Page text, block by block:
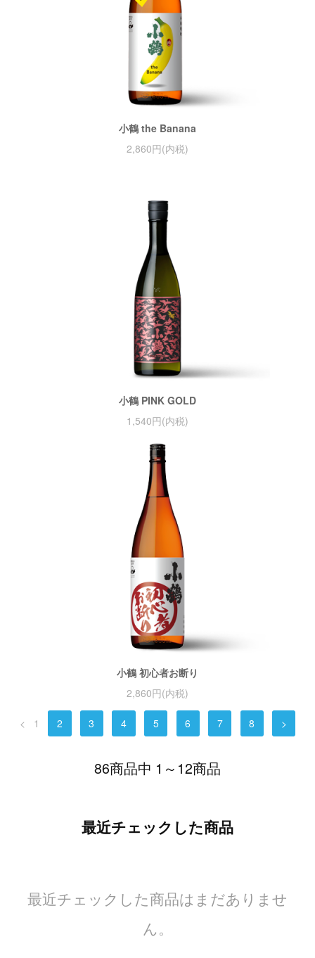
小鶴 the Banana
2,860円(内税)
小鶴 PINK GOLD
1,540円(内税)
小鶴 初心者お断り
2,860円(内税)
< 1 2 3 4 5 6 7 8 >
86商品中 1～12商品
最近チェックした商品
最近チェックした商品はまだありませ
ん。